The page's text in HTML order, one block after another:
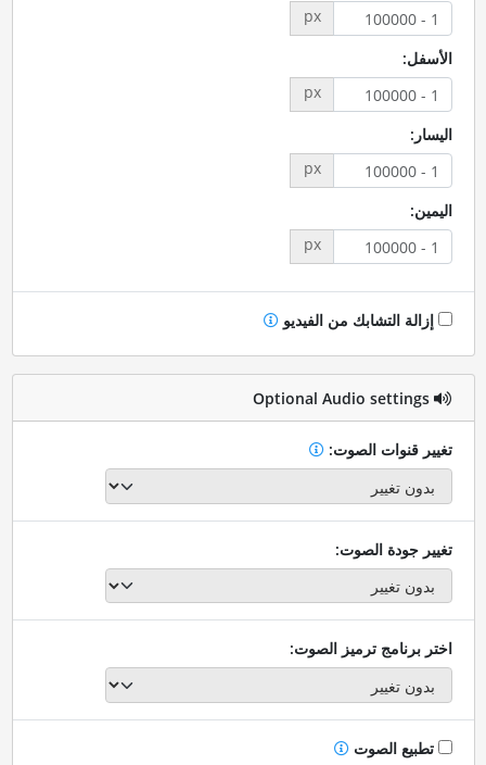
px
الأسفل:
px
اليسار:
px
اليمين:
px
إزالة التشابك من الفيديو
Optional Audio settings
تغيير قنوات الصوت:
تغيير جودة الصوت:
اختر برنامج ترميز الصوت:
تطبيع الصوت